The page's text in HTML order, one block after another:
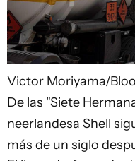
Victor Moriyama/
De las "Siete
neerlandesa Shell
más de un siglo